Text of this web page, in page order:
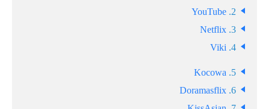
2.
YouTube
3.
Netflix
4.
Viki
5.
Kocowa
6.
Doramasflix